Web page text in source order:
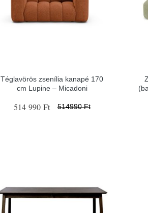
Téglavörös zsenília kanapé 170
cm Lupine – Micadoni
514 990 Ft 514990 Ft